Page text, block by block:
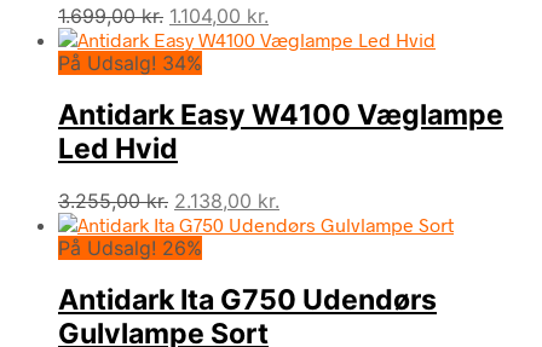
1.699,00kr. Den
oprindelige
pris
1.699,00 kr..
1.104,00 kr.
aktuelle
1.104,00 kr..
På Udsalg! 34%
Antidark Easy W4100 Væglampe
Led Hvid
3.255,00kr. Den
oprindelige
pris
3.255,00 kr..
2.138,00 kr.
aktuelle
2.138,00 kr..
På Udsalg! 26%
Antidark Ita G750 Udendørs
Gulvlampe Sort